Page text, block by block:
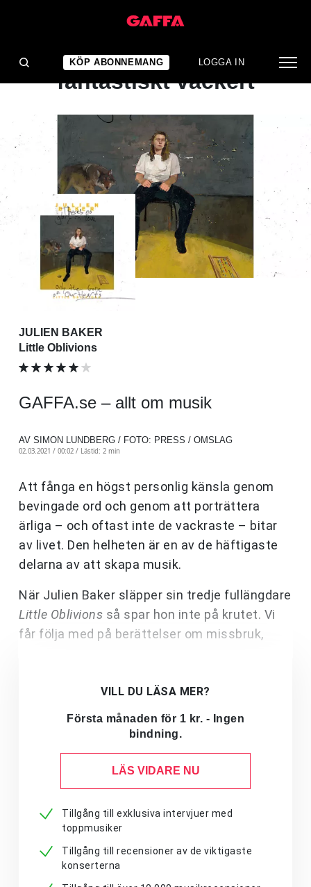
KÖP ABONNEMANG LOGGA IN
ALBUMRECENSION
Personligt, mörkt och så
fantastiskt vackert
JULIEN BAKER
Little Oblivions
GAFFA.se – allt om musik
AV SIMON LUNDBERG / FOTO: PRESS / OMSLAG
02.03.2021 / 00:02 / Lästid: 2 min
Att fånga en högst personlig känsla genom
bevingade ord och genom att porträttera
ärliga – och oftast inte de vackraste – bitar
av livet. Den helheten är en av de häftigaste
delarna av att skapa musik.
När Julien Baker släpper sin tredje fullängdare
Little Oblivions så spar hon inte på krutet. Vi
får följa med på berättelser om missbruk,
VILL DU LÄSA MER?
Första månaden för 1 kr. - Ingen
bindning.
LÄS VIDARE NU
Tillgång till exklusiva intervjuer med
toppmusiker
Tillgång till recensioner av de viktigaste
konserterna